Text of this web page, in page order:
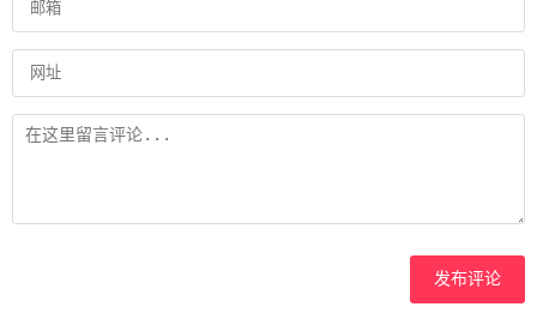
发布评论